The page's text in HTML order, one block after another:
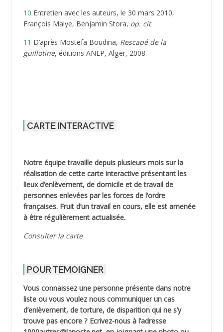
10 Entretien avec les auteurs, le 30 mars 2010,
François Malye, Benjamin Stora, op. cit
11 D’après Mostefa Boudina, Rescapé de la
guillotine, éditions ANEP, Alger, 2008.
CARTE INTERACTIVE
Notre équipe travaille depuis plusieurs mois sur la
réalisation de cette carte interactive présentant les
lieux d’enlèvement, de domicile et de travail de
personnes enlevées par les forces de l’ordre
françaises. Fruit d’un travail en cours, elle est amenée
à être régulièrement actualisée.
Consulter la carte
POUR TEMOIGNER
Vous connaissez une personne présente dans notre
liste ou vous voulez nous communiquer un cas
d’enlèvement, de torture, de disparition qui ne s’y
trouve pas encore ? Ecrivez-nous à l’adresse